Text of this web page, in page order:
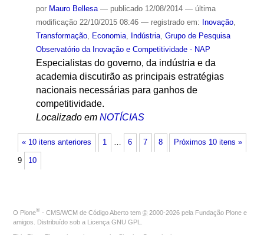
por Mauro Bellesa — publicado12/08/2014 — última
modificação22/10/2015 08:46 — registrado em: Inovação,
Transformação, Economia, Indústria, Grupo de Pesquisa
Observatório da Inovação e Competitividade - NAP
Especialistas do governo, da indústria e da
academia discutirão as principais estratégias
nacionais necessárias para ganhos de
competitividade.
Localizado em NOTÍCIAS
« 10 itens anteriores Próximos 10 itens »
1 … 6 7 8
9 10
O Plone® - CMS/WCM de Código Aberto tem © 2000-2026 pela Fundação Plone e
amigos. Distribuído sob a Licença GNU GPL